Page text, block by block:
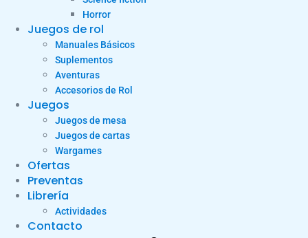
Horror
Juegos de rol
Manuales Básicos
Suplementos
Aventuras
Accesorios de Rol
Juegos
Juegos de mesa
Juegos de cartas
Wargames
Ofertas
Preventas
Librería
Actividades
Contacto